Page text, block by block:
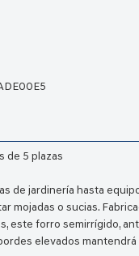
de 5 plazas
de jardinería hasta
mojadas o sucias.
este forro semirrígido,
elevados mantendrá